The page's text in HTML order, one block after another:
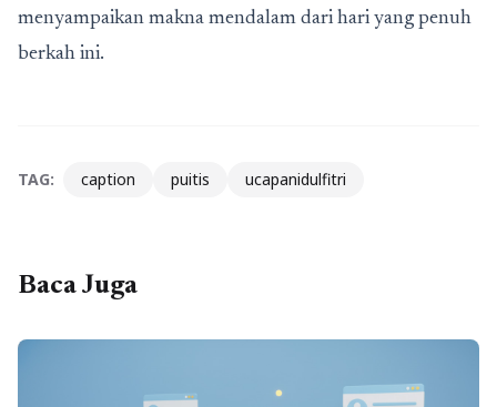
menyampaikan makna mendalam dari hari yang penuh
berkah ini.
TAG: caption puitis ucapanidulfitri
Baca Juga